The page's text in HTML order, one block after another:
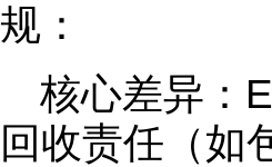
规：
核心差异：
回收责任（如